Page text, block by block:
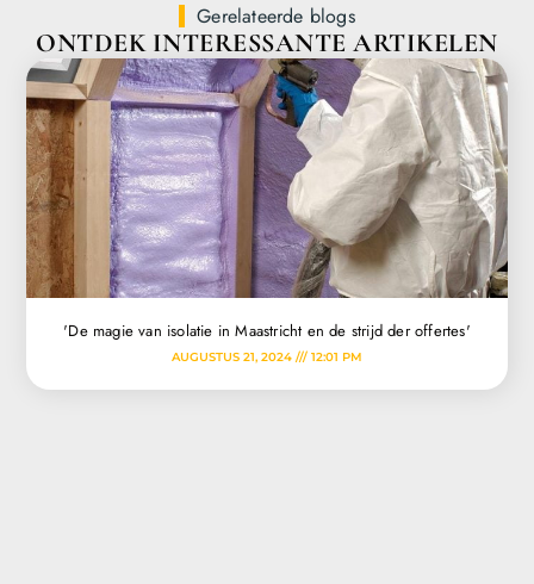
Gerelateerde blogs
ONTDEK INTERESSANTE ARTIKELEN
'De magie van isolatie in Maastricht en de strijd der offertes'
AUGUSTUS 21, 2024 12:01 PM